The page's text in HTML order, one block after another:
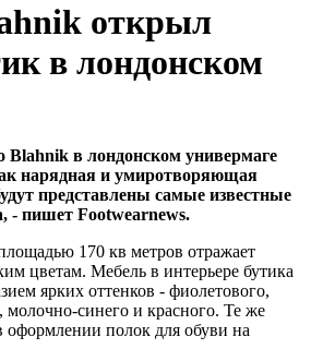
открыл
в лондонском
в лондонском универмаге
нарядная и умиротворяющая
представлены самые известные
- пишет Footwearnews.
170 кв метров отражает
цветам. Мебель в интерьере бутика
ярких оттенков - фиолетового,
молочно-синего и красного. Те же
оформлении полок для обуви на